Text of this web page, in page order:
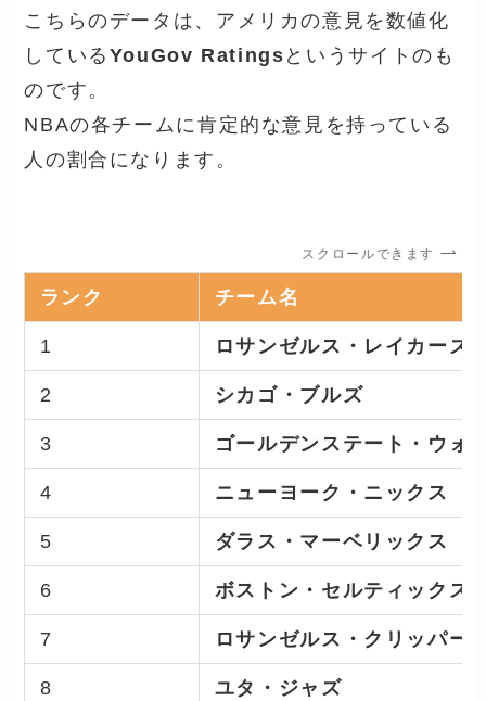
こちらのデータは、アメリカの意見を数値化
している YouGov Ratings というサイトのも
のです。
NBAの各チームに肯定的な意見を持っている
人の割合になります。
スクロールできます
ランク チーム名
1 ロサンゼルス・レイカーズ
2 シカゴ・ブルズ
3 ゴールデンステート・ウォ
4 ニューヨーク・ニックス
5 ダラス・マーベリックス
6 ボストン・セルティックス
7 ロサンゼルス・クリッパー
8 ユタ・ジャズ